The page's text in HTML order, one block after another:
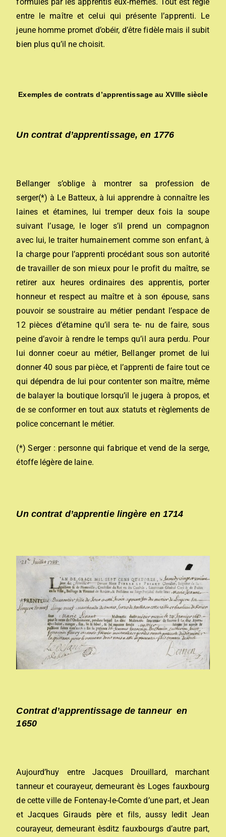
entre le maître et celui qui présente l’apprenti. Le
jeune homme promet d’obéir, d’être fidèle mais il subit
bien plus qu’il ne choisit.
Exemples de contrats d’apprentissage au XVIIIe siècle
Un contrat d’apprentissage, en 1776
Bellanger s’oblige à montrer sa profession de
serger(*) à Le Batteux, à lui apprendre à connaître les
laines et étamines, lui tremper deux fois la soupe
suivant l’usage, le loger s’il prend un compagnon
avec lui, le traiter humainement comme son enfant, à
la charge pour l’apprenti procédant sous son autorité
de travailler de son mieux pour le profit du maître, se
retirer aux heures ordinaires des apprentis, porter
honneur et respect au maître et à son épouse, sans
pouvoir se soustraire au métier pendant l’espace de
12 pièces d’étamine qu’il sera te- nu de faire, sous
peine d’avoir à rendre le temps qu’il aura perdu. Pour
lui donner coeur au métier, Bellanger promet de lui
donner 40 sous par pièce, et l’apprenti de faire tout ce
qui dépendra de lui pour contenter son maître, même
de balayer la boutique lorsqu’il le jugera à propos, et
de se conformer en tout aux statuts et règlements de
police concernant le métier.
(*) Serger : personne qui fabrique et vend de la serge,
étoffe légère de laine.
Un contrat d’apprentie lingère en 1714
Contrat d’apprentissage de tanneur en
1650
Aujourd’huy entre Jacques Drouillard, marchant
tanneur et courayeur, demeurant ès Loges fauxbourg
de cette ville de Fontenay-le-Comte d’une part, et Jean
et Jacques Girauds père et fils, aussy ledit Jean
courayeur, demeurant èsditz fauxbourgs d’autre part,